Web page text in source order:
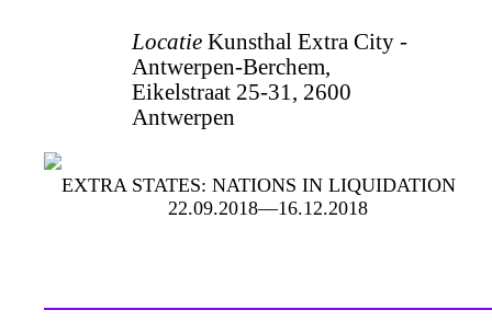
Locatie Kunsthal Extra City -
Antwerpen-Berchem,
Eikelstraat 25-31, 2600
Antwerpen
EXTRA STATES: NATIONS IN LIQUIDATION
22.09.2018—16.12.2018